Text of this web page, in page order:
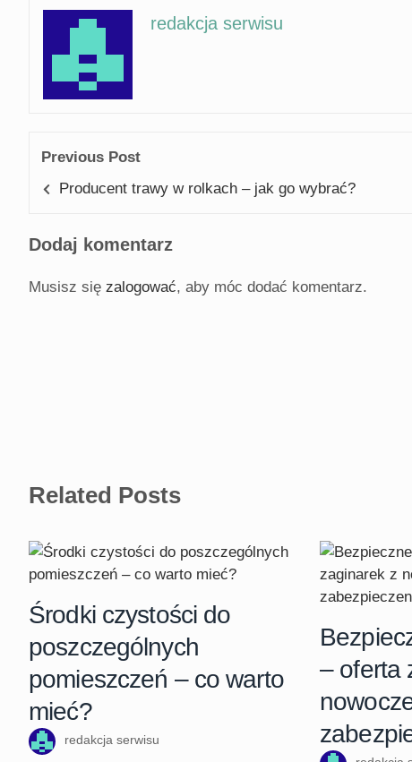
redakcja serwisu
Previous Post
Producent trawy w rolkach – jak go wybrać?
Dodaj komentarz
Musisz się zalogować, aby móc dodać komentarz.
Related Posts
Środki czystości do
poszczególnych
pomieszczeń – co warto
mieć?
redakcja serwisu
– oferta